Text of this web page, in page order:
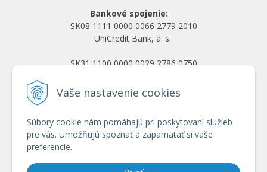
Vaše nastavenie cookies
Súbory cookie nám pomáhajú pri poskytovaní služieb
pre vás. Umožňujú spoznať a zapamätať si vaše
preferencie.
Bankové spojenie:
SK08 1111 0000 0066 2779 2010
UniCredit Bank, a. s.
SK31 1100 0000 0029 2786 0750
Obchodné podmienky
Ochrana osobných údajov
Doprava a platba